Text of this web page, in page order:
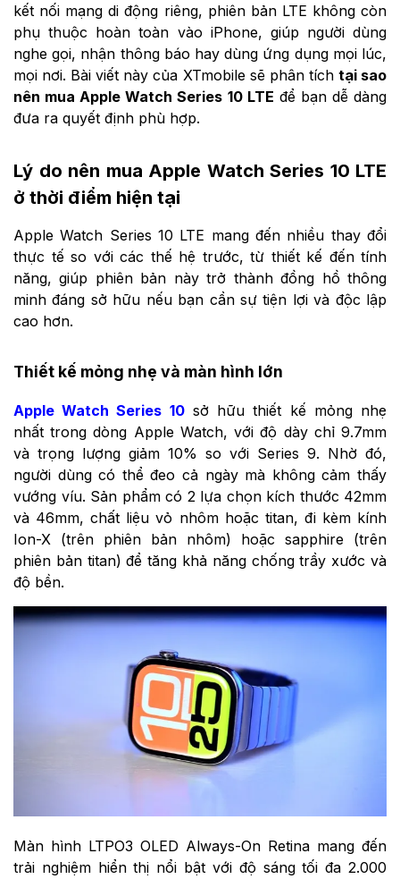
kết nối mạng di động riêng, phiên bản LTE không còn
phụ thuộc hoàn toàn vào iPhone, giúp người dùng
nghe gọi, nhận thông báo hay dùng ứng dụng mọi lúc,
mọi nơi. Bài viết này của XTmobile sẽ phân tích tại sao
nên mua Apple Watch Series 10 LTE để bạn dễ dàng
đưa ra quyết định phù hợp.
Lý do nên mua Apple Watch Series 10 LTE
ở thời điểm hiện tại
Apple Watch Series 10 LTE mang đến nhiều thay đổi
thực tế so với các thế hệ trước, từ thiết kế đến tính
năng, giúp phiên bản này trở thành đồng hồ thông
minh đáng sở hữu nếu bạn cần sự tiện lợi và độc lập
cao hơn.
Thiết kế mỏng nhẹ và màn hình lớn
Apple Watch Series 10sở hữu thiết kế mỏng nhẹ
nhất trong dòng Apple Watch, với độ dày chỉ 9.7mm
và trọng lượng giảm 10% so với Series 9. Nhờ đó,
người dùng có thể đeo cả ngày mà không cảm thấy
vướng víu. Sản phẩm có 2 lựa chọn kích thước 42mm
và 46mm, chất liệu vỏ nhôm hoặc titan, đi kèm kính
Ion-X (trên phiên bản nhôm) hoặc sapphire (trên
phiên bản titan) để tăng khả năng chống trầy xước và
độ bền.
Màn hình LTPO3 OLED Always-On Retina mang đến
trải nghiệm hiển thị nổi bật với độ sáng tối đa 2.000